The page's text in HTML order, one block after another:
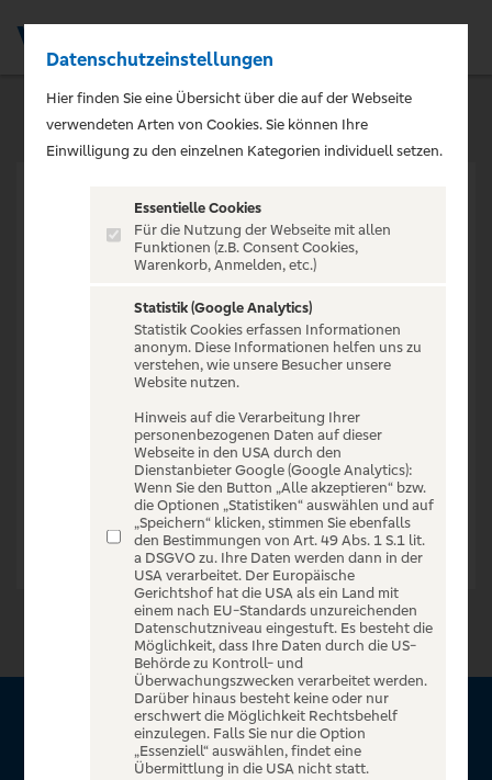
VERANSTALTUNG NICHT
GEFUNDEN
Zur Startseite
Über VR Entertain
Datenschutzeinstellungen
Hier finden Sie eine Übersicht über die auf der Webseite
verwendeten Arten von Cookies. Sie können Ihre
Einwilligung zu den einzelnen Kategorien individuell setzen.
Essentielle Cookies
Für die Nutzung der Webseite mit allen
Funktionen (z.B. Consent Cookies,
Warenkorb, Anmelden, etc.)
Statistik (Google Analytics)
Statistik Cookies erfassen Informationen
anonym. Diese Informationen helfen uns zu
verstehen, wie unsere Besucher unsere
Website nutzen.
Hinweis auf die Verarbeitung Ihrer
personenbezogenen Daten auf dieser
Webseite in den USA durch den
Dienstanbieter Google (Google Analytics):
Wenn Sie den Button „Alle akzeptieren“ bzw.
die Optionen „Statistiken“ auswählen und auf
„Speichern“ klicken, stimmen Sie ebenfalls
den Bestimmungen von Art. 49 Abs. 1 S.1 lit.
a DSGVO zu. Ihre Daten werden dann in der
USA verarbeitet. Der Europäische
Gerichtshof hat die USA als ein Land mit
einem nach EU-Standards unzureichenden
Datenschutzniveau eingestuft. Es besteht die
Möglichkeit, dass Ihre Daten durch die US-
Behörde zu Kontroll- und
Überwachungszwecken verarbeitet werden.
Darüber hinaus besteht keine oder nur
erschwert die Möglichkeit Rechtsbehelf
einzulegen. Falls Sie nur die Option
„Essenziell“ auswählen, findet eine
Übermittlung in die USA nicht statt.